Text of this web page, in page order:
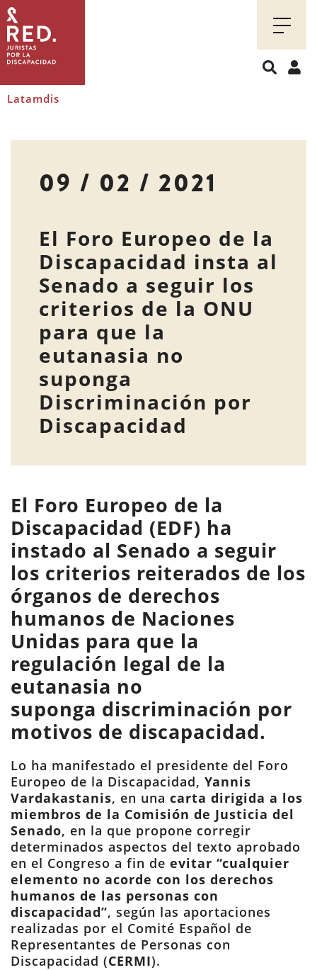
Juristas
por
la
discapacidad
Latamdis
09 / 02 / 2021
El Foro Europeo de la
Discapacidad insta al
Senado a seguir los
criterios de la ONU
para que la
eutanasia no
suponga
Discriminación por
Discapacidad
El Foro Europeo de la
Discapacidad (EDF) ha
instado al Senado a seguir
los criterios reiterados de los
órganos de derechos
humanos de Naciones
Unidas para que la
regulación legal de la
eutanasia no
suponga discriminación por
motivos de discapacidad.
Lo ha manifestado el presidente del Foro
Europeo de la Discapacidad, Yannis
Vardakastanis, en una carta dirigida a los
miembros de la Comisión de Justicia del
Senado, en la que propone corregir
determinados aspectos del texto aprobado
en el Congreso a fin de evitar “cualquier
elemento no acorde con los derechos
humanos de las personas con
discapacidad”, según las aportaciones
realizadas por el Comité Español de
Representantes de Personas con
Discapacidad (CERMI).